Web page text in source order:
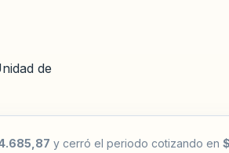
de
y cerró el periodo cotizando en